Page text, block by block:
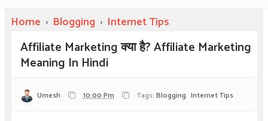
Home › Blogging › Internet Tips
Affiliate Marketing क्या है? Affiliate Marketing
Meaning In Hindi
Umesh 10:00 Pm Tags: Blogging Internet Tips